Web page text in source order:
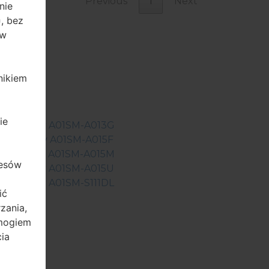
A01SM-A013G
A01SM-A015F
A01SM-A015M
A01SM-A015U
A01SM-S111DL
bez